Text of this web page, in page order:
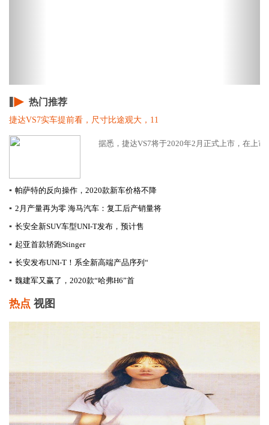
热门推荐
捷达VS7实车提前看，尺寸比途观大，11
据悉，捷达VS7将于2020年2月正式上市，在上
▪ 帕萨特的反向操作，2020款新车价格不降
▪ 2月产量再为零 海马汽车：复工后产销量将
▪ 长安全新SUV车型UNI-T发布，预计售
▪ 起亚首款轿跑Stinger
▪ 长安发布UNI-T！系全新高端产品序列“
▪ ​魏建军又赢了，2020款“哈弗H6”首
热点 视图